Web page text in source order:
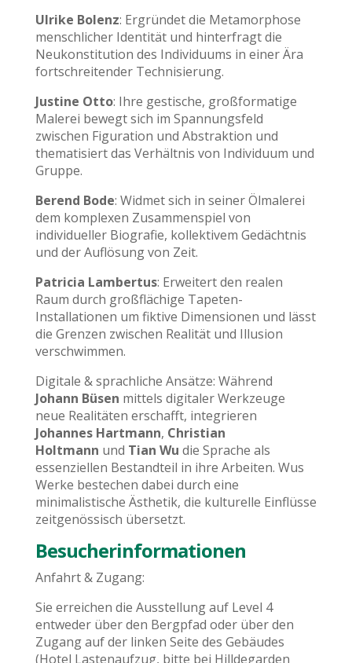
Ulrike Bolenz: Ergründet die Metamorphose
menschlicher Identität und hinterfragt die
Neukonstitution des Individuums in einer Ära
fortschreitender Technisierung.
Justine Otto: Ihre gestische, großformatige
Malerei bewegt sich im Spannungsfeld
zwischen Figuration und Abstraktion und
thematisiert das Verhältnis von Individuum und
Gruppe.
Berend Bode: Widmet sich in seiner Ölmalerei
dem komplexen Zusammenspiel von
individueller Biografie, kollektivem Gedächtnis
und der Auflösung von Zeit.
Patricia Lambertus: Erweitert den realen
Raum durch großflächige Tapeten-
Installationen um fiktive Dimensionen und lässt
die Grenzen zwischen Realität und Illusion
verschwimmen.
Digitale & sprachliche Ansätze: Während
Johann Büsen mittels digitaler Werkzeuge
neue Realitäten erschafft, integrieren
Johannes Hartmann, Christian
Holtmann und Tian Wu die Sprache als
essenziellen Bestandteil in ihre Arbeiten. Wus
Werke bestechen dabei durch eine
minimalistische Ästhetik, die kulturelle Einflüsse
zeitgenössisch übersetzt.
Besucherinformationen
Anfahrt & Zugang:
Sie erreichen die Ausstellung auf Level 4
entweder über den Bergpfad oder über den
Zugang auf der linken Seite des Gebäudes
(Hotel Lastenaufzug, bitte bei Hilldegarden